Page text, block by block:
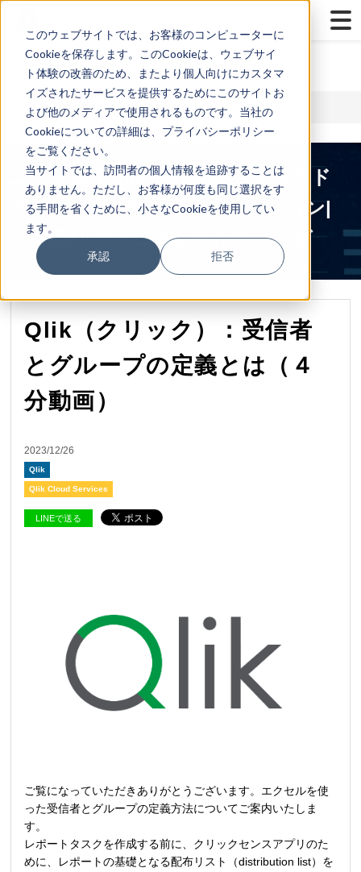
このウェブサイトでは、お客様のコンピューターに
Cookieを保存します。このCookieは、ウェブサイ
ト体験の改善のため、またより個人向けにカスタマ
イズされたサービスを提供するためにこのサイトお
よび他のメディアで使用されるものです。当社の
Cookieについての詳細は、プライバシーポリシー
をご覧ください。
当サイトでは、訪問者の個人情報を追跡することは
ありません。ただし、お客様が何度も同じ選択をす
る手間を省くために、小さなCookieを使用してい
ます。
承認 拒否
> Qlik> Qlik（クリック）：受信者とグループの定義とは（４分動画）
エクセル｜Qlik Sense|Qlikクラウド
データ統合|DX|モダナイゼーション|
生成AI|アグニコンサルティング
Qlik（クリック）：受信者
とグループの定義とは（４
分動画）
2023/12/26
Qlik
Qlik Cloud Services
LINEで送る
ご覧になっていただきありがとうございます。エクセルを使
った受信者とグループの定義方法についてご案内いたしま
す。
レポートタスクを作成する前に、クリックセンスアプリのた
めに、レポートの基礎となる配布リスト（distribution list）を